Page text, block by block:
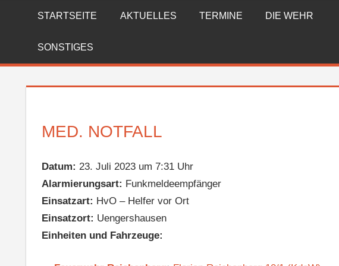
FREIWILLIGE
FEUERWEHR
REICHENBERG
STARTSEITE AKTUELLES TERMINE DIE WEHR
SONSTIGES
MED. NOTFALL
Datum: 23. Juli 2023 um 7:31 Uhr
Alarmierungsart: Funkmeldeempfänger
Einsatzart: HvO – Helfer vor Ort
Einsatzort: Uengershausen
Einheiten und Fahrzeuge: